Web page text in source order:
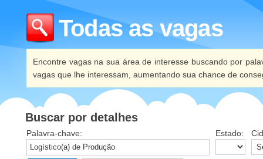
Todas as vagas
Encontre vagas na sua área de interesse buscando por
vagas que lhe interessam, aumentando sua chance de
Buscar por detalhes
Palavra-chave: Estado: